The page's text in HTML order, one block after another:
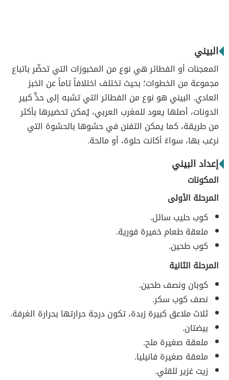
البيني
المعجنات أو الفطائر هي نوع من المخبوزات التي تحضّر باتباع
مجموعة من الخطوات؛ بحيث تختلف اختلافاً تاماً عن الخبز
العادي. البيني هو نوع من الفطائر التي تشبه إلى حدٍّ كبير
الدونات، أصلها يعود للمغرب العربي، يُمكن تحضيرها بأكثر
من طريقة، كما يمكن التفنن في حشوها بالحشوة التي
نرغب بها، سواءً أكانت حلوة، أو مالحة.
إعداد البيني
المكونات
المرحلة الأولى
كوب حليب سائل.
ملعقة طعام خميرة فورية.
كوب طحين.
المرحلة الثانية
كوبان ونصف طحين.
نصف كوب سكر.
ثلاث ملاعق كبيرة زبدة، تكون درجة حرارتها بحرارة الغرفة.
بيضتان.
ملعقة صغيرة ملح.
ملعقة صغيرة فانيليا.
زيت غزير للقلي.